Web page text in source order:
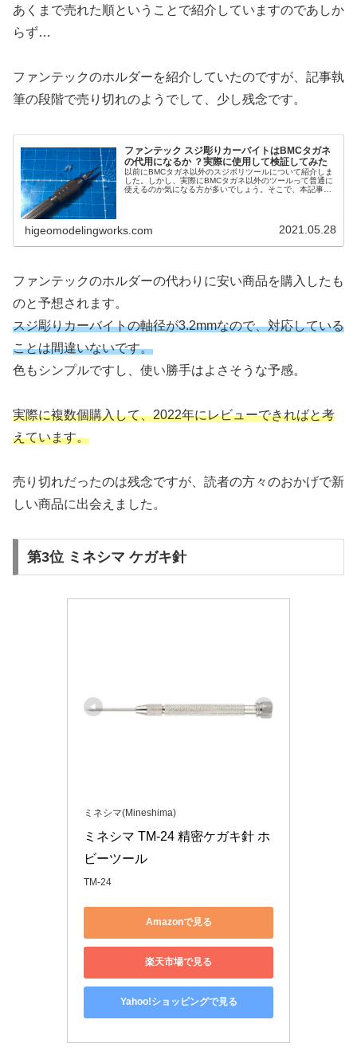
あくまで売れた順ということで紹介していますのであしか
らず…
ファンテックのホルダーを紹介していたのですが、記事執
筆の段階で売り切れのようでして、少し残念です。
ファンテック スジ彫りカーバイトはBMCタガネ
の代用になるか ？実際に使用して検証してみた
以前にBMCタガネ以外のスジボリツールについて紹介しま
した。しかし、実際にBMCタガネ以外のツールって普通に
使えるのか気になる方が多いでしょう。そこで、本記事で
higeomodelingworks.com 2021.05.28
ファンテックのホルダーの代わりに安い商品を購入したも
のと予想されます。
スジ彫りカーバイトの軸径が3.2mmなので、対応している
ことは間違いないです。
色もシンプルですし、使い勝手はよさそうな予感。
実際に複数個購入して、2022年にレビューできればと考
えています。
売り切れだったのは残念ですが、読者の方々のおかげで新
しい商品に出会えました。
第3位 ミネシマ ケガキ針
ミネシマ(Mineshima)
ミネシマ TM-24 精密ケガキ針 ホ
ビーツール
TM-24
Amazonで見る
楽天市場で見る
Yahoo!ショッピングで見る